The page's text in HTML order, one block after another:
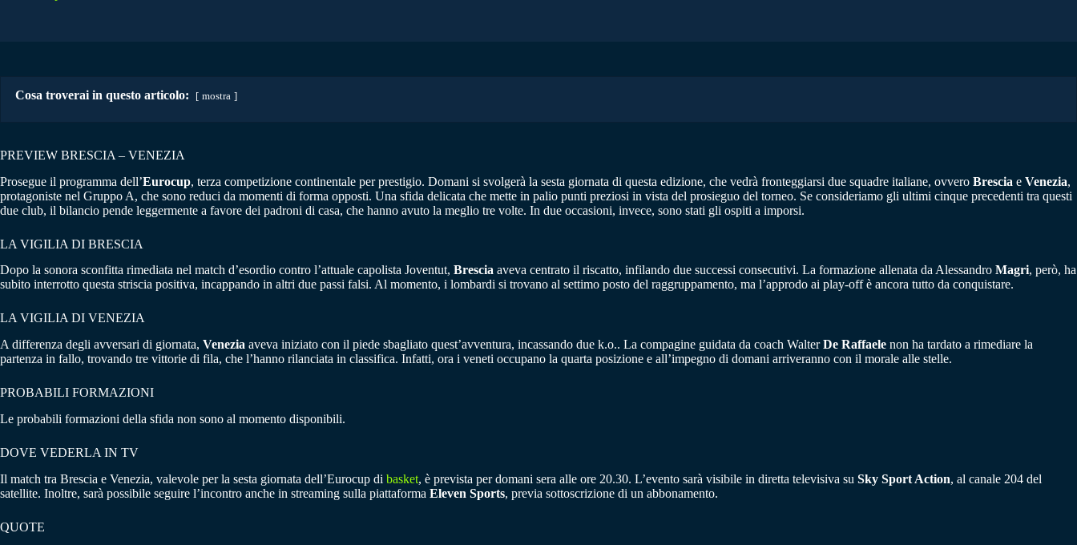
Cosa troverai in questo articolo: mostra
PREVIEW BRESCIA – VENEZIA
Prosegue il programma dell’Eurocup, terza competizione continentale per prestigio. Domani si svolgerà la sesta giornata di questa edizione, che vedrà fronteggiarsi due squadre italiane, ovvero Brescia e Venezia,
protagoniste nel Gruppo A, che sono reduci da momenti di forma opposti. Una sfida delicata che mette in palio punti preziosi in vista del prosieguo del torneo. Se consideriamo gli ultimi cinque precedenti tra questi
due club, il bilancio pende leggermente a favore dei padroni di casa, che hanno avuto la meglio tre volte. In due occasioni, invece, sono stati gli ospiti a imporsi.
LA VIGILIA DI BRESCIA
Dopo la sonora sconfitta rimediata nel match d’esordio contro l’attuale capolista Joventut, Brescia aveva centrato il riscatto, infilando due successi consecutivi. La formazione allenata da Alessandro Magri, però, ha
subito interrotto questa striscia positiva, incappando in altri due passi falsi. Al momento, i lombardi si trovano al settimo posto del raggruppamento, ma l’approdo ai play-off è ancora tutto da conquistare.
LA VIGILIA DI VENEZIA
A differenza degli avversari di giornata, Venezia aveva iniziato con il piede sbagliato quest’avventura, incassando due k.o.. La compagine guidata da coach WalterDe Raffaele non ha tardato a rimediare la
partenza in fallo, trovando tre vittorie di fila, che l’hanno rilanciata in classifica. Infatti, ora i veneti occupano la quarta posizione e all’impegno di domani arriveranno con il morale alle stelle.
PROBABILI FORMAZIONI
Le probabili formazioni della sfida non sono al momento disponibili.
DOVE VEDERLA IN TV
Il match tra Brescia e Venezia, valevole per la sesta giornata dell’Eurocup di basket, è prevista per domani sera alle ore 20.30. L’evento sarà visibile in diretta televisiva su Sky Sport Action, al canale 204 del
satellite. Inoltre, sarà possibile seguire l’incontro anche in streaming sulla piattaforma Eleven Sports, previa sottoscrizione di un abbonamento.
QUOTE